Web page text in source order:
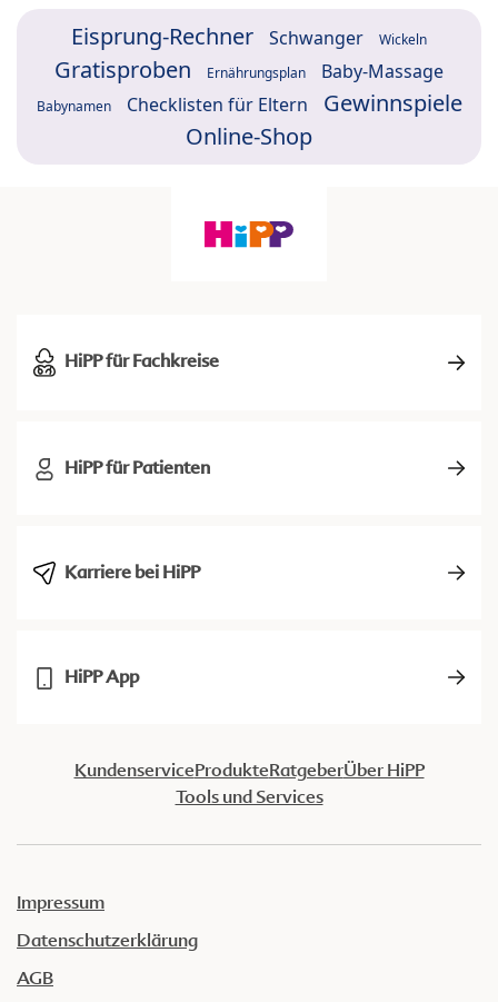
Eisprung-Rechner Schwanger Wickeln
Gratisproben Ernährungsplan Baby-Massage
Babynamen Checklisten für Eltern
Gewinnspiele
Online-Shop
HiPP für Fachkreise
HiPP für Patienten
Karriere bei HiPP
HiPP App
KundenserviceProdukteRatgeberÜber HiPP
Tools und Services
Impressum
Datenschutzerklärung
AGB